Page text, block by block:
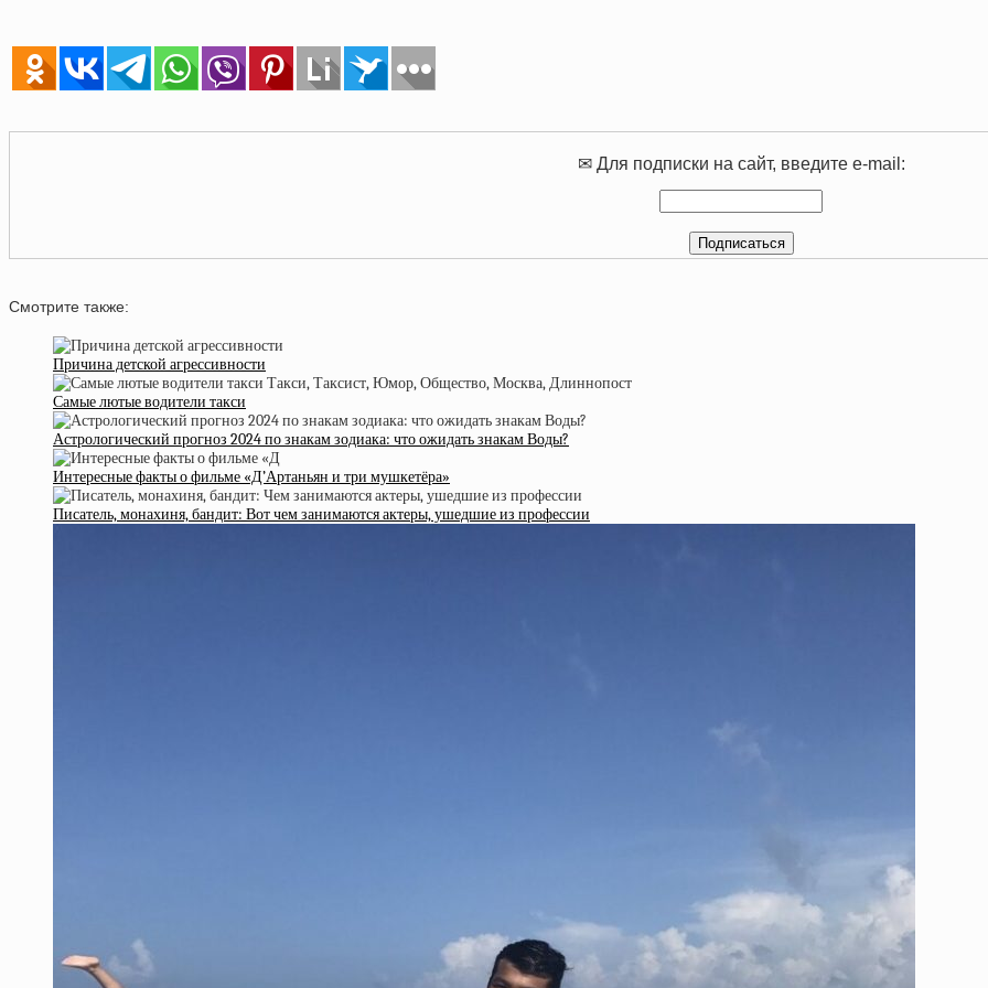
✉ Для подписки на сайт, введите e-mail:
Смотрите также:
Причина детской агрессивности
Самые лютые водители такси
Астрологический прогноз 2024 по знакам зодиака: что ожидать знакам Воды?
Интересные факты о фильме «Д’Артаньян и три мушкетёра»
Писатель, монахиня, бандит: Вот чем занимаются актеры, ушедшие из профессии